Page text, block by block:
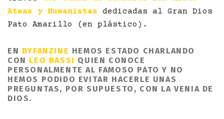
Ateas
y Humanistas
dedicadas al Gran Dios
Pato Amarillo (en plástico).
EN BYFANZINE HEMOS ESTADO CHARLANDO
CON LEO BASSI QUIEN CONOCE
PERSONALMENTE AL FAMOSO PATO Y NO
HEMOS PODIDO EVITAR HACERLE UNAS
PREGUNTAS, POR SUPUESTO, CON LA VENIA DE
DIOS.